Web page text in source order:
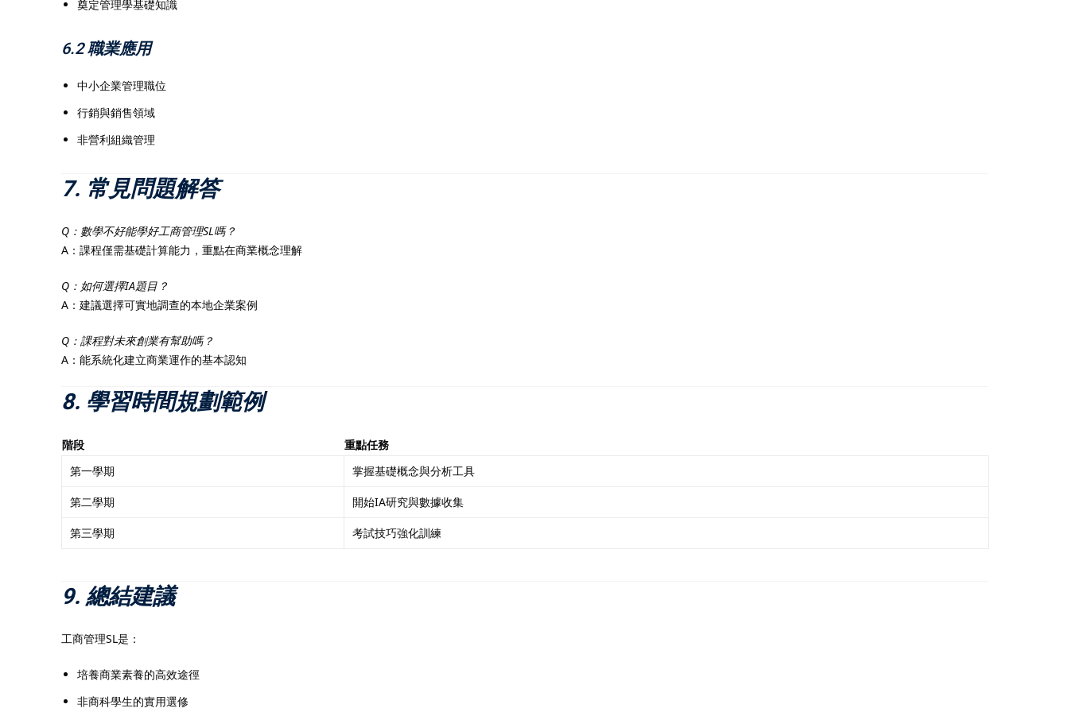
奠定管理學基礎知識
6.2 職業應用
中小企業管理職位
行銷與銷售領域
非營利組織管理
7. 常見問題解答
Q：數學不好能學好工商管理SL嗎？
A：課程僅需基礎計算能力，重點在商業概念理解
Q：如何選擇IA題目？
A：建議選擇可實地調查的本地企業案例
Q：課程對未來創業有幫助嗎？
A：能系統化建立商業運作的基本認知
8. 學習時間規劃範例
階段
重點任務
第一學期
掌握基礎概念與分析工具
第二學期 開始IA研究與數據收集
第三學期 考試技巧強化訓練
9. 總結建議
工商管理SL是：
培養商業素養的高效途徑
非商科學生的實用選修